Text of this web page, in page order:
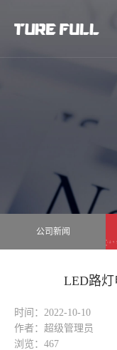
公司新闻
LED路灯
时间：2022-10-10
作者：超级管理员
浏览：467